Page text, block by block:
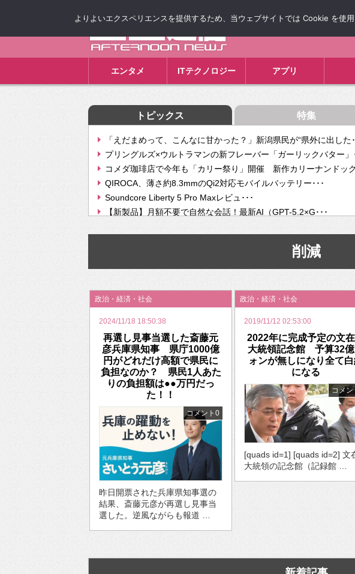
エンタメ ITテクノロジー アプリ
トピックス 特集
「えだまめって、こんなに甘かった？」新潟県民が“県外に出した
プリングルズ×ウルトラマンの新フレーバー「ガーリックバター」
コメダ珈琲店で今年も「カリー祭り」開催 新作カリーナンドッ
QIROCA、薄さ約8.3mmのQi2対応モバイルバッテリー･･･
Soundcore Liberty 5 Pro Maxレビュ･･･
【新製品】月額不要で自然な会話！最新AI（GPT-5.2×G･･･
【次世代の没入感と生産性】VITURE Luma Ultra･･･
挫折率8割の壁をAIで突破。ジャストシステム、”自分が今話し･･･
2026年のバレンタインは「自分で作って、想いを渡す」 TE･･･
削減
政治・経済・社会
2024/11/18 18:50:38
再選し見事当選した斎藤元
彦兵庫県知事 県庁1000億
円がどれだけ高額で県民に
負担なのか？ 県民1人あた
りの負担額は●●万円だっ
た！！
コメント0
昨日開票された兵庫県知事選の
結果、斎藤元彦が再選し見事当
選した。逆風ながらも報道 …
政治・経済・社会
2019/11/12 02:53:00
2022年に完成予定の文
大統領記念館 予算32億
ォンが無しになり全て
になる
コメン
[quads id=1] [quads id=2] 文
大統領の記念館（記録館 …
よりよいエクスペリエンスを提供するため、当ウェブサイトでは Cookie を使